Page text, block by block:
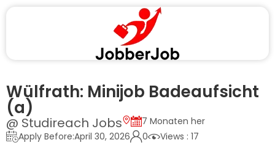
Wülfrath: Minijob Badeaufsicht
(a)
@ Studireach Jobs
7 Monaten her
Apply Before:April 30, 2026
0 Views : 17